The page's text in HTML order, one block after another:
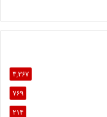
۳,۳۶۷
۷۶۹
۲۱۴